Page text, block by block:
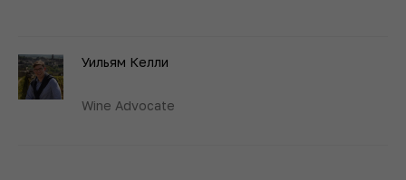
Уильям Келли
Wine Advocate